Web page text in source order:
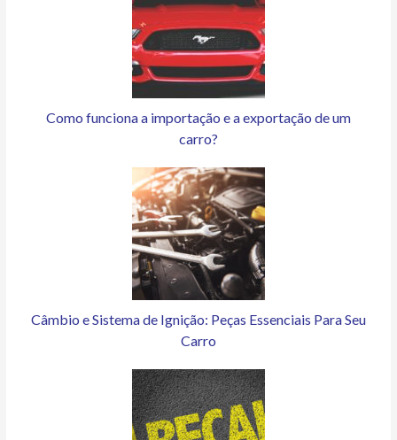
Como funciona a importação e a exportação de um
carro?
Câmbio e Sistema de Ignição: Peças Essenciais Para Seu
Carro